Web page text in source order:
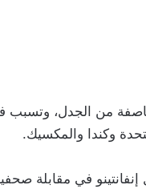
عاصفة من الجدل، وتسبب
وكندا والمكسيك.
التانغو” الصعب على الرأس الأخضر في دور الـ32، قال